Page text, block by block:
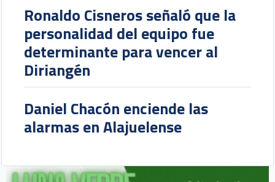
Ronaldo Cisneros señaló que la
personalidad del equipo fue
determinante para vencer al
Diriangén
Daniel Chacón enciende las
alarmas en Alajuelense